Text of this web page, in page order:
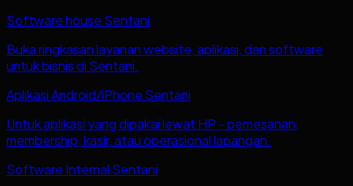
Software house Sentani
Buka ringkasan layanan website, aplikasi, dan software
untuk bisnis di Sentani.
Aplikasi Android/iPhone Sentani
Untuk aplikasi yang dipakai lewat HP - pemesanan,
membership, kasir, atau operasional lapangan.
Software Internal Sentani